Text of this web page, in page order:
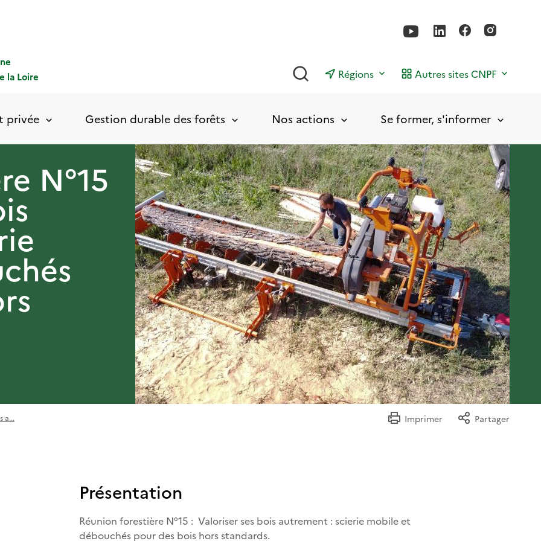
la Loire
Rechercher
Régions Autres sites CNPF
privée Gestion durable des forêts Nos actions Se former, s'informer
N°15
a... Imprimer Partager
Présentation
Réunion forestière N°15 : Valoriser ses bois autrement : scierie mobile et
débouchés pour des bois hors standards.